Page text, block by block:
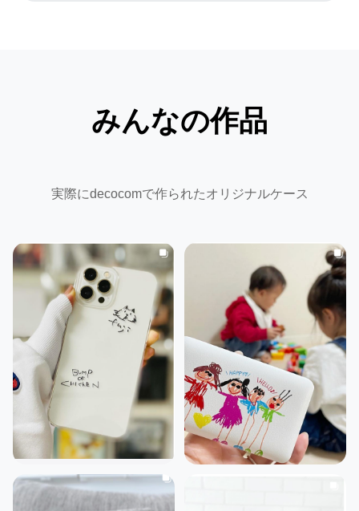
みんなの作品
実際にdecocomで作られたオリジナルケース